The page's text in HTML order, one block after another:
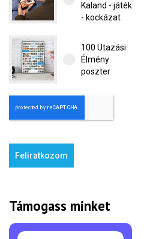
Kaland - játék
- kockázat
100 Utazási
Élmény
poszter
Feliratkozom
Támogass minket